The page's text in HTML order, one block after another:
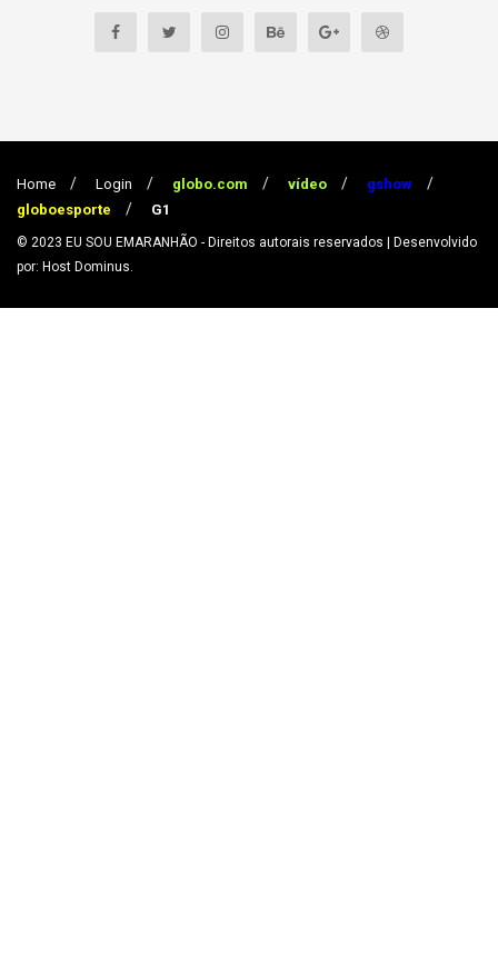
Home Login globo.com vídeo
gshow
globoesporte
G1
© 2023 EU SOU EMARANHÃO - Direitos autorais reservados | Desenvolvido
por: Host Dominus.